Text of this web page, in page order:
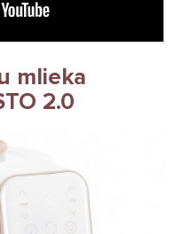
mlieka
2.0